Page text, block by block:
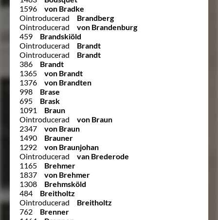
1596
von Bradke
Ointroducerad
Brandberg
Ointroducerad
von Brandenburg
459
Brandskiöld
Ointroducerad
Brandt
Ointroducerad
Brandt
386
Brandt
1365
von Brandt
1376
von Brandten
998
Brase
695
Brask
1091
Braun
Ointroducerad
von Braun
2347
von Braun
1490
Brauner
1292
von Braunjohan
Ointroducerad
van Brederode
1165
Brehmer
1837
von Brehmer
1308
Brehmsköld
484
Breitholtz
Ointroducerad
Breitholtz
762
Brenner